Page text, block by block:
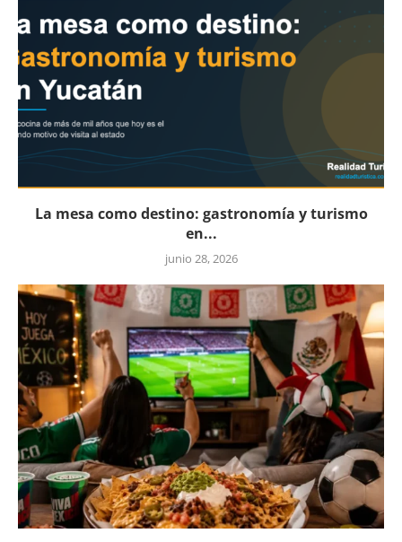
La mesa como destino: gastronomía y turismo
en...
junio 28, 2026